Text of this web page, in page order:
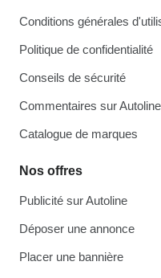
Conditions générales
Politique de confidentialité
Conseils de sécurité
Commentaires sur Autoline
Catalogue de marques
Nos offres
Publicité sur Autoline
Déposer une annonce
Placer une bannière